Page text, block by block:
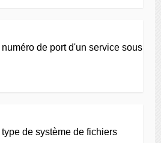
de port d'un service sous
de système de fichiers